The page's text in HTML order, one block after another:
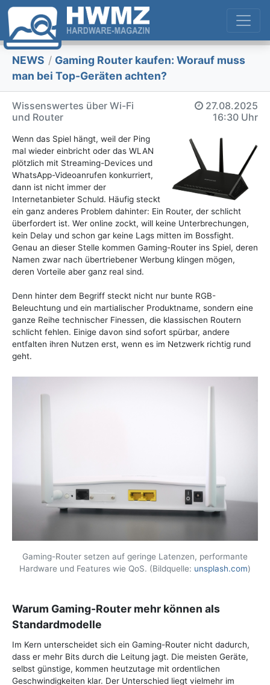
NEWS / Gaming Router kaufen: Worauf muss
man bei Top-Geräten achten?
Wissenswertes über Wi-Fi
und Router
27.08.2025
16:30 Uhr
Wenn das Spiel hängt, weil der Ping
mal wieder einbricht oder das WLAN
plötzlich mit Streaming-Devices und
WhatsApp-Videoanrufen konkurriert,
dann ist nicht immer der
Internetanbieter Schuld. Häufig steckt
ein ganz anderes Problem dahinter: Ein Router, der schlicht
überfordert ist. Wer online zockt, will keine Unterbrechungen,
kein Delay und schon gar keine Lags mitten im Bossfight.
Genau an dieser Stelle kommen Gaming-Router ins Spiel, deren
Namen zwar nach übertriebener Werbung klingen mögen,
deren Vorteile aber ganz real sind.
Denn hinter dem Begriff steckt nicht nur bunte RGB-
Beleuchtung und ein martialischer Produktname, sondern eine
ganze Reihe technischer Finessen, die klassischen Routern
schlicht fehlen. Einige davon sind sofort spürbar, andere
entfalten ihren Nutzen erst, wenn es im Netzwerk richtig rund
geht.
Gaming-Router setzen auf geringe Latenzen, performante
Hardware und Features wie QoS. (Bildquelle: unsplash.com)
Warum Gaming-Router mehr können als
Standardmodelle
Im Kern unterscheidet sich ein Gaming-Router nicht dadurch,
dass er mehr Bits durch die Leitung jagt. Die meisten Geräte,
selbst günstige, kommen heutzutage mit ordentlichen
Geschwindigkeiten klar. Der Unterschied liegt vielmehr im